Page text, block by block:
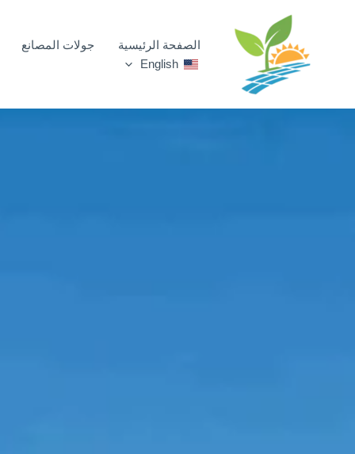
الصفحة الرئيسية
جولات المصانع
English